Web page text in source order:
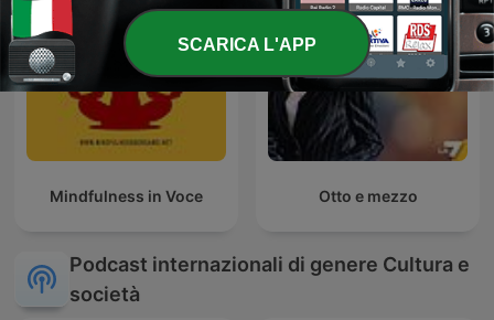
Mindfulness in Voce Otto e mezzo
Podcast internazionali di genere Cultura e
società
SCARICA L'APP